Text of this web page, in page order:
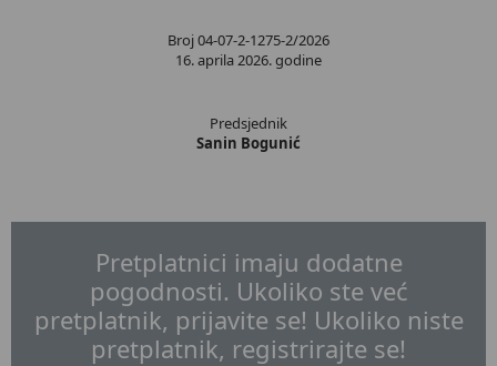
Broj 04-07-2-1275-2/2026
16. aprila 2026. godine
Predsjednik
Sanin Bogunić
Pretplatnici imaju dodatne
pogodnosti. Ukoliko ste već
pretplatnik, prijavite se! Ukoliko niste
pretplatnik, registrirajte se!